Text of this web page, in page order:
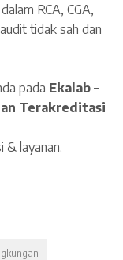
RCA, CGA,
tidak sah dan
pada Ekalab –
Terakreditasi
& layanan.